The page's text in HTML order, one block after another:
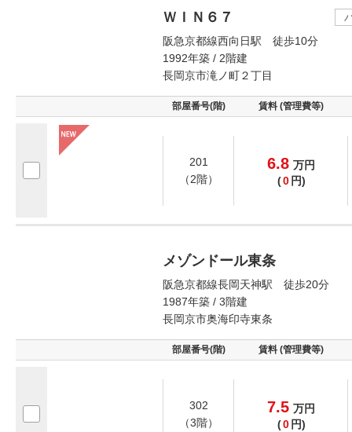
ＷＩＮ６７
阪急京都線西向日駅 徒歩10分
1992年築 / 2階建
長岡京市滝ノ町２丁目
部屋番号(階) 賃料 (管理費等)
201
（2階）
6.8 万円
(0 円)
メゾンドール東条
阪急京都線長岡天神駅 徒歩20分
1987年築 / 3階建
長岡京市奥海印寺東条
部屋番号(階) 賃料 (管理費等)
302
（3階）
7.5 万円
(0 円)